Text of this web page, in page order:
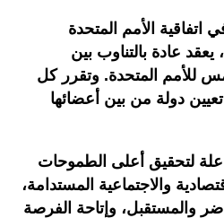
الأمم المتحدة
يعقد عادة بالتناوب بين
للأمم المتحدة. وتقرر كل
دولة من بين أعضائها
منصة فاعلة لتحقيق أعلى الطموحات
والاجتماعية المستدامة،
والمستقبل، وإتاحة الفرصة